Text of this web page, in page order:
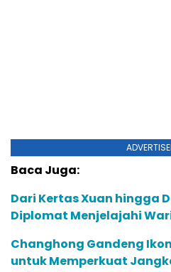
Baca Juga:
Dari Kertas Xuan hingga
Diplomat Menjelajahi
Changhong Gandeng
untuk Memperkuat